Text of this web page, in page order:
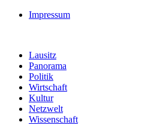
Impressum
Lausitz
Panorama
Politik
Wirtschaft
Kultur
Netzwelt
Wissenschaft